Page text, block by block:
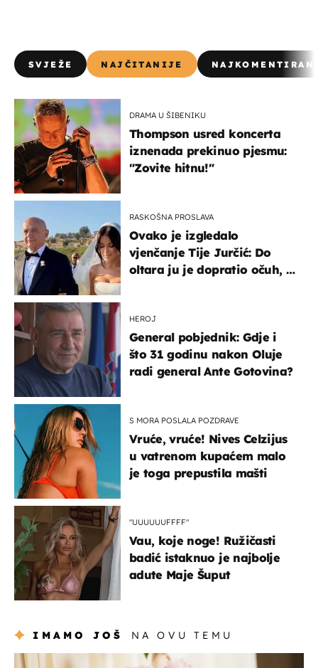
SVJEŽE NAJČITANIJE
DRAMA U ŠIBENIKU
Thompson usred koncerta
iznenada prekinuo pjesmu:
"Zovite hitnu!"
RASKOŠNA PROSLAVA
Ovako je izgledalo
vjenčanje Tije Jurčić: Do
oltara ju je dopratio očuh, a
HEROJ
General pobjednik: Gdje i
što 31 godinu nakon Oluje
radi general Ante Gotovina?
S MORA POSLALA POZDRAVE
Vruće, vruće! Nives Celzijus
u vatrenom kupaćem malo
je toga prepustila mašti
"UUUUUUFFFF"
Vau, koje noge! Ružičasti
badić istaknuo je najbolje
adute Maje Šuput
IMAMO JOŠ NA OVU TEMU
moda & ljepota